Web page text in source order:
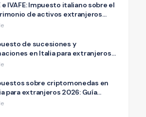
e IVAFE: Impuesto italiano sobre el
de activos extranjeros
expatriados 2026
de sucesiones y
en Italia para extranjeros:
completa 2026
sobre criptomonedas en
para extranjeros 2026: Guía
de las tasas del 26% y 33%